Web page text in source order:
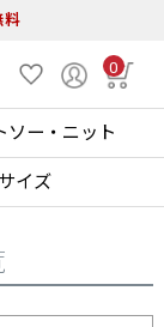
料
0
ソー・ニット
イズ